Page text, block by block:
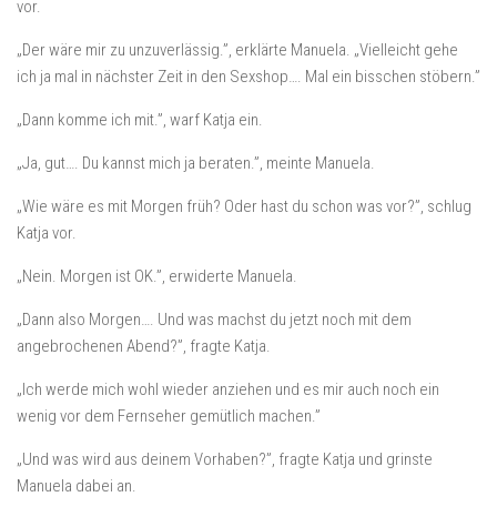
vor.
„Der wäre mir zu unzuverlässig.”, erklärte Manuela. „Vielleicht gehe
ich ja mal in nächster Zeit in den Sexshop…. Mal ein bisschen stöbern.”
„Dann komme ich mit.”, warf Katja ein.
„Ja, gut…. Du kannst mich ja beraten.”, meinte Manuela.
„Wie wäre es mit Morgen früh? Oder hast du schon was vor?”, schlug
Katja vor.
„Nein. Morgen ist OK.”, erwiderte Manuela.
„Dann also Morgen…. Und was machst du jetzt noch mit dem
angebrochenen Abend?”, fragte Katja.
„Ich werde mich wohl wieder anziehen und es mir auch noch ein
wenig vor dem Fernseher gemütlich machen.”
„Und was wird aus deinem Vorhaben?”, fragte Katja und grinste
Manuela dabei an.